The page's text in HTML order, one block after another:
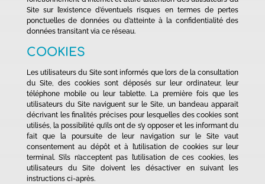
Site sur l’existence d’éventuels risques en termes de pertes
ponctuelles de données ou d’atteinte à la confidentialité des
données transitant via ce réseau.
COOKIES
Les utilisateurs du Site sont informés que lors de la consultation
du Site, des cookies sont déposés sur leur ordinateur, leur
téléphone mobile ou leur tablette. La première fois que les
utilisateurs du Site naviguent sur le Site, un bandeau apparait
décrivant les finalités précises pour lesquelles des cookies sont
utilisés, la possibilité qu’ils ont de s’y opposer et les informant du
fait que la poursuite de leur navigation sur le Site vaut
consentement au dépôt et à l’utilisation de cookies sur leur
terminal. S’ils n’acceptent pas l’utilisation de ces cookies, les
utilisateurs du Site doivent les désactiver en suivant les
instructions ci-après.